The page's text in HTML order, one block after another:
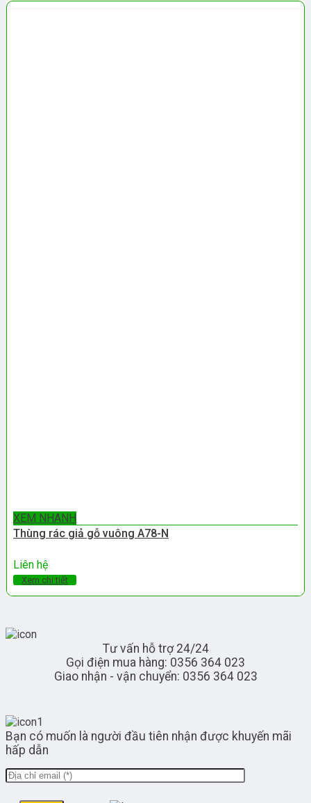
XEM NHANH
Thùng rác giả gỗ vuông A78-N
Liên hệ
Xem chi tiết
Tư vấn hỗ trợ 24/24
Gọi điện mua hàng: 0356 364 023
Giao nhận - vận chuyển: 0356 364 023
Bạn có muốn là người đầu tiên nhận được khuyến mãi
hấp dẫn